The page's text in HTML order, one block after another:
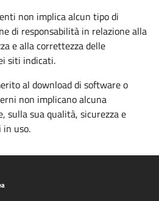
non implica alcun tipo di
di responsabilità in relazione alla
e alla correttezza delle
siti indicati.
al download di software o
non implicano alcuna
sulla sua qualità, sicurezza e
uso.